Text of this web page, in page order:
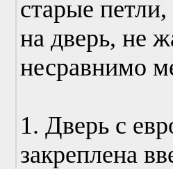
старые
на дверь, не
несравнимо
1. Дверь с
закреплена